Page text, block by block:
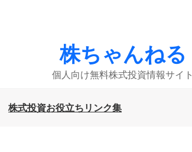
株ちゃんねる
個人向け無料株式投資情報サイト
株式投資お役立ちリンク集